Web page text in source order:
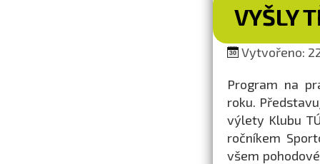
VYŠLY
Vytvořeno:
Program na
roku.
výlety Klubu
ročníkem
všem